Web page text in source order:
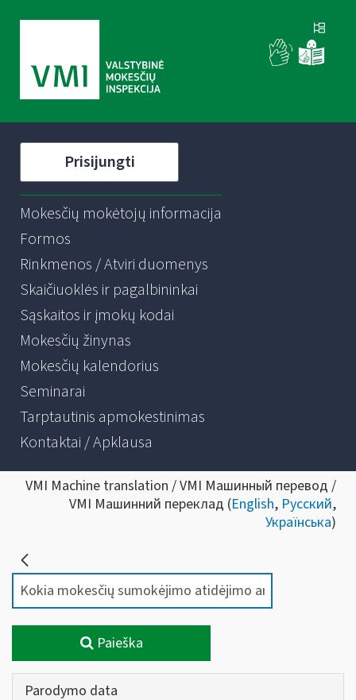
Prisijungti
Mokesčių mokėtojų informacija
Formos
Rinkmenos / Atviri duomenys
Skaičiuoklės ir pagalbininkai
Sąskaitos ir įmokų kodai
Mokesčių žinynas
Mokesčių kalendorius
Seminarai
Tarptautinis apmokestinimas
Kontaktai / Apklausa
VMI Machine translation / VMI Машинный перевод /
VMI Машинний переклад (English, Русский,
Українська)
Paieška
Parodymo data